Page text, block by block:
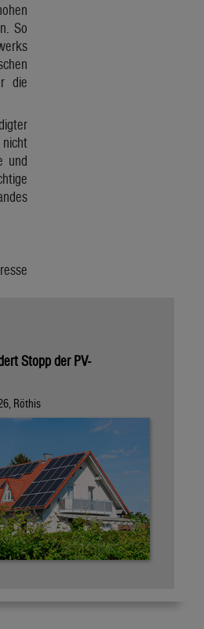
So
die
und
Stopp der PV-
Röthis